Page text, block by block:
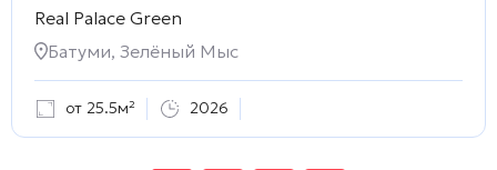
Real Palace Green
Батуми, Зелёный Мыс
от 25.5м² 2026